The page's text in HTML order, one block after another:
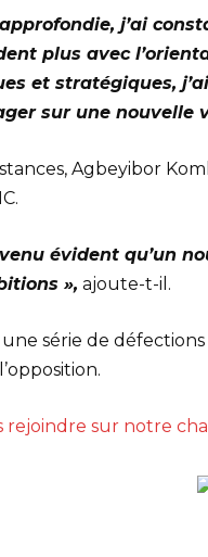
j’ai
plus avec
et stratégiques,
sur une nouvelle
Agbeyibor
évident qu’un
», ajoute-t-il.
une série de
rejoindre sur notre